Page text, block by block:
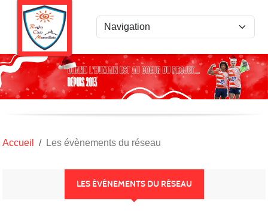
Accueil Les évènements du réseau
LES ÉVÈNEMENTS DU RÉSEAU
Panneau de gestion des cookies